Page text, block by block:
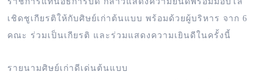
เชิดชูเกียรติให้กับศิษย์เก่าต้นแบบ พร้อมด้วยผู้บริหาร จาก 6
คณะ ร่วมเป็นเกียรติ และร่วมแสดงความเยินดีในครั้งนี้
รายนามศิษย์เก่าดีเด่นต้นแบบ